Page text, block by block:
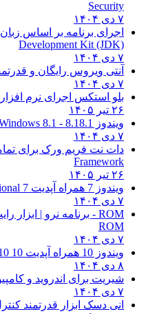
Security
۷ دی ۱۴۰۴
اجرای برنامه بر اساس
Development Kit (JDK)
۷ دی ۱۴۰۴
آنتی ویروس رایگان و
۷ دی ۱۴۰۴
بلو استکس اجرای نرم افزار
۲۶ تیر ۱۴۰۵
ویندوز 8.1
8.1 - Microsoft Windows 8.1
۷ دی ۱۴۰۴
دات نت فریم ورک برای
Framework
۲۶ تیر ۱۴۰۵
ویندوز 7 همراه آپدیت 7 SP1
۷ دی ۱۴۰۴
ROM - برنامه نرو | ابزار رایت حرفه ای و
ROM
۷ دی ۱۴۰۴
ویندوز 10 همراه آپدیت 10 22H2
۸ دی ۱۴۰۴
شیریت برای اندروید و
۷ دی ۱۴۰۴
انی دسک ابزار قدرتمند